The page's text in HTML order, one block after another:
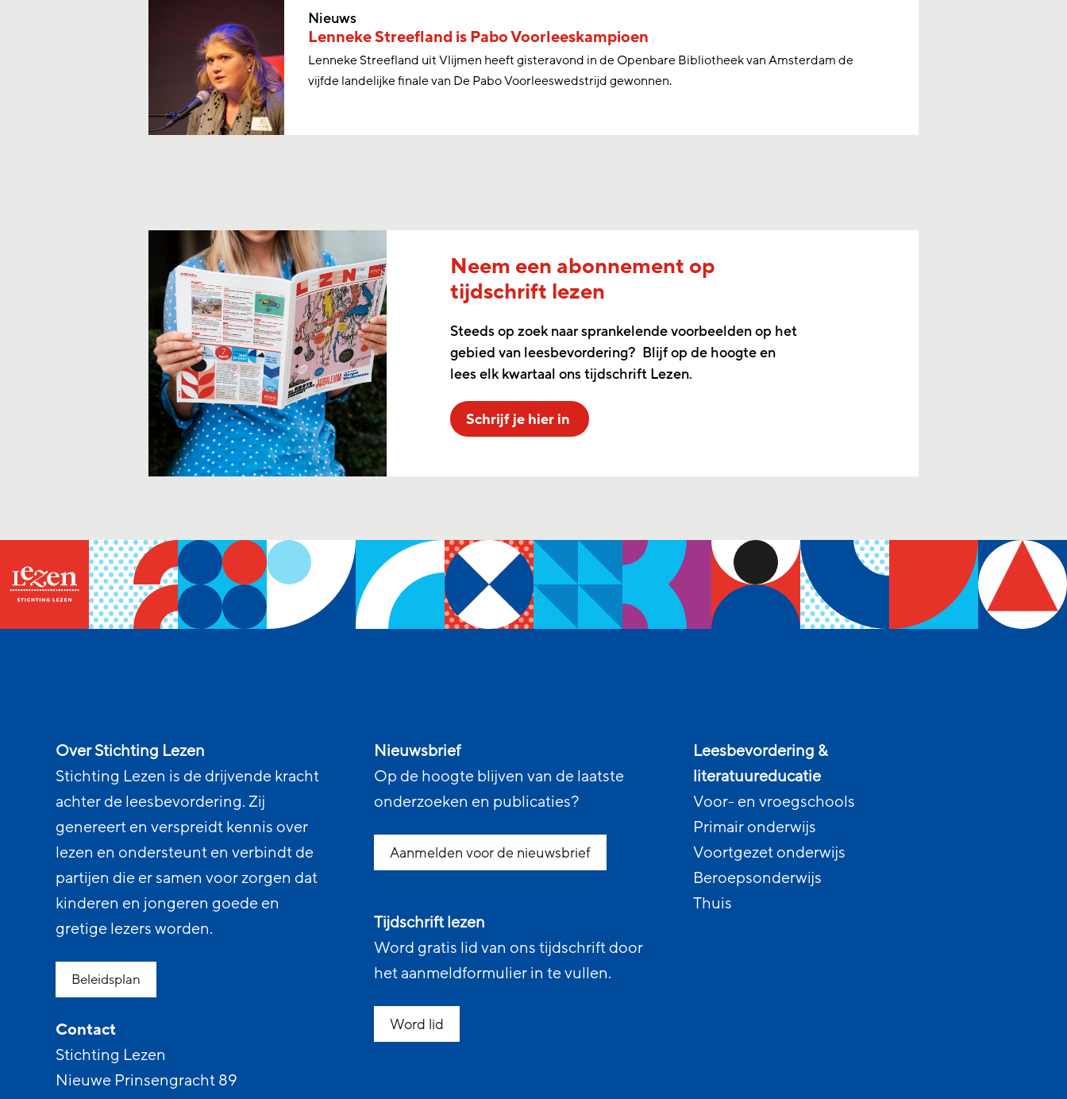
Nieuws
Lenneke Streefland is Pabo Voorleeskampioen
Lenneke Streefland uit Vlijmen heeft gisteravond in de Openbare Bibliotheek van Amsterdam de
vijfde landelijke finale van De Pabo Voorleeswedstrijd gewonnen.
Neem een abonnement op
tijdschrift lezen
Steeds op zoek naar sprankelende voorbeelden op het
gebied van leesbevordering? Blijf op de hoogte en
lees elk kwartaal ons tijdschrift Lezen.
Schrijf je hier in
Over Stichting Lezen
Stichting Lezen is de drijvende kracht
achter de leesbevordering. Zij
genereert en verspreidt kennis over
lezen en ondersteunt en verbindt de
partijen die er samen voor zorgen dat
kinderen en jongeren goede en
gretige lezers worden.
Beleidsplan
Contact
Stichting Lezen
Nieuwe Prinsengracht 89
Nieuwsbrief
Op de hoogte blijven van de laatste
onderzoeken en publicaties?
Aanmelden voor de nieuwsbrief
Tijdschrift lezen
Word gratis lid van ons tijdschrift door
het aanmeldformulier in te vullen.
Word lid
Leesbevordering &
literatuureducatie
Voor- en vroegschools
Primair onderwijs
Voortgezet onderwijs
Beroepsonderwijs
Thuis